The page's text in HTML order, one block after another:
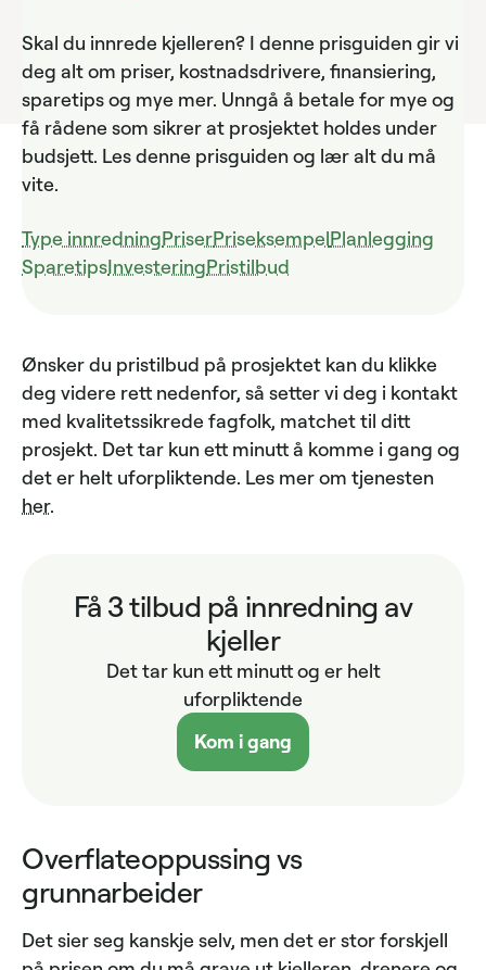
Skal du innrede kjelleren? I denne prisguiden gir vi
deg alt om priser, kostnadsdrivere, finansiering,
sparetips og mye mer. Unngå å betale for mye og
få rådene som sikrer at prosjektet holdes under
budsjett. Les denne prisguiden og lær alt du må
vite.
Type innredningPriserPriseksempelPlanlegging
SparetipsInvesteringPristilbud
Ønsker du pristilbud på prosjektet kan du klikke
deg videre rett nedenfor, så setter vi deg i kontakt
med kvalitetssikrede fagfolk, matchet til ditt
prosjekt. Det tar kun ett minutt å komme i gang og
det er helt uforpliktende. Les mer om tjenesten
her.
Få 3 tilbud på innredning av
kjeller
Det tar kun ett minutt og er helt
uforpliktende
Kom i gang
Overflateoppussing vs
grunnarbeider
Det sier seg kanskje selv, men det er stor forskjell